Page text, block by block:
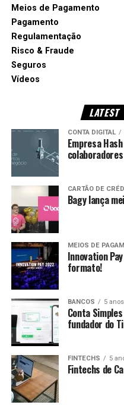
Meios de Pagamento
Pagamento
Regulamentação
Risco & Fraude
Seguros
Vídeos
LATEST
CONTA DIGITAL
Empresa
colaboradores
CARTÃO DE
Bagy lança
MEIOS DE
Innovation
formato!
BANCOS 5
Conta
fundador do
FINTECHS 5
Fintechs de